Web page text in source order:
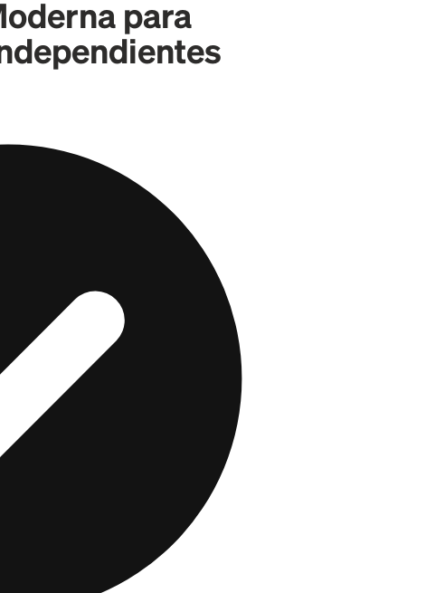
en tecnología. Algunas todavía no ofrecen funciones
por hechas: transferencia instantánea entre cuentas,
de la automatización, una cuenta bancaria móvil
las que la cooperativa te ahorra en comisiones.
Moderna para
Independientes